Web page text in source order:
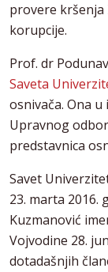
provere
korupcije.
Prof. dr
Saveta
osnivača. Ona
Upravnog
predstavnica
Savet
23. marta 2016.
Kuzmanović
Vojvodine 28.
dotadašnjih